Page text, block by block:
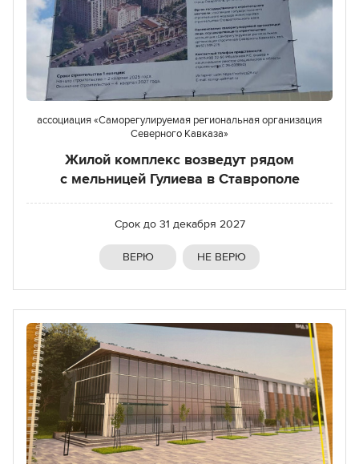
ассоциация «Саморегулируемая региональная организация
Северного Кавказа»
Жилой комплекс возведут рядом
с мельницей Гулиева в Ставрополе
Срок до 31 декабря 2027
ВЕРЮ НЕ ВЕРЮ